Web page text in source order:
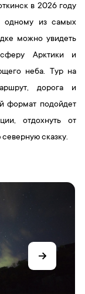
в 2026 году
одному из самых
можно увидеть
Арктики и
неба. Тур на
дорога и
формат подойдет
отдохнуть от
сказку.